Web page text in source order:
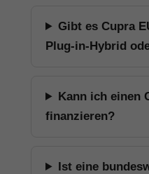
Gibt es Cupra
Plug-in-Hybrid
Kann ich einen
finanzieren?
Ist eine